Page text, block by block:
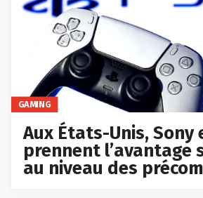
GAMING
Aux États-Unis, Sony
prennent l’avantage
au niveau des